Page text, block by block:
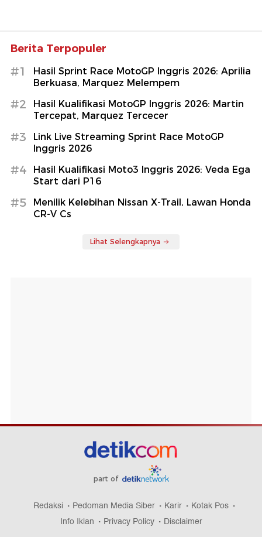
Berita Terpopuler
#1
Hasil Sprint Race MotoGP Inggris 2026: Aprilia
Berkuasa, Marquez Melempem
#2
Hasil Kualifikasi MotoGP Inggris 2026: Martin
Tercepat, Marquez Tercecer
#3
Link Live Streaming Sprint Race MotoGP
Inggris 2026
#4
Hasil Kualifikasi Moto3 Inggris 2026: Veda Ega
Start dari P16
#5
Menilik Kelebihan Nissan X-Trail, Lawan Honda
CR-V Cs
Lihat Selengkapnya
part of
Redaksi Pedoman Media Siber Karir
Kotak Pos
Info Iklan
Privacy Policy Disclaimer